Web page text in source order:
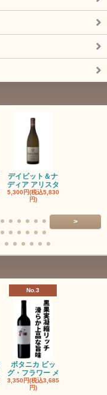
デイビット＆ナ
ディア アリスタ
5,300円(税込5,830
円)
>
No.3
ボタニカ ビッ
グ・フラワー メ
3,350円(税込3,685
円)